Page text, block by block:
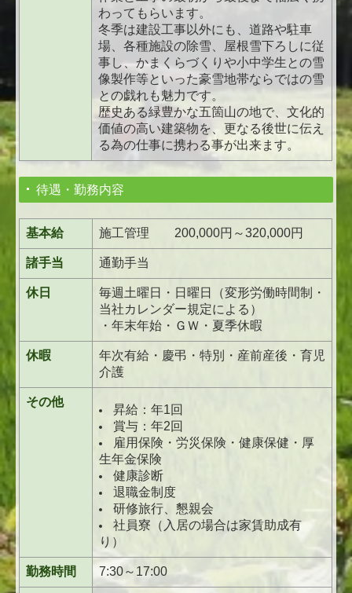
わってもらいます。
冬季は建設工事以外にも、道路や駐車
場、各種施設の除雪、屋根雪下ろしに従
事し、かまくらづくりや小中学生との雪
像製作等といった豪雪地帯ならではの雪
との戯れも魅力です。
歴史ある緑豊かな五箇山の地で、文化的
価値の高い建築物を、更なる後世に伝え
る為の仕事に携わる事が出来ます。
待遇・勤務内容
基本給 施工管理 200,000円～320,000円
諸手当 通勤手当
休日
毎週土曜日・日曜日（変形労働時間制・
当社カレンダー規定による）
・年末年始・ＧＷ・夏季休暇
休暇
年次有給・慶弔・特別・産前産後・育児
介護
その他
昇給：年1回
賞与：年2回
雇用保険・労災保険・健康保健・厚
生年金保険
健康診断
退職金制度
研修旅行、懇親会
社員寮（入居の場合は家賃助成有
り）
勤務時間 7:30～17:00